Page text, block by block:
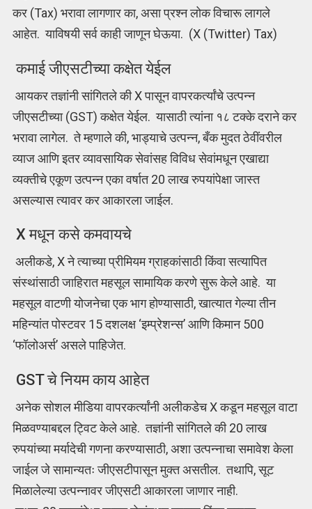
कर (Tax) भरावा लागणार का, असा प्रश्न लोक विचारू लागले
आहेत. याविषयी सर्व काही जाणून घेऊया. (X (Twitter) Tax)
कमाई जीएसटीच्या कक्षेत येईल
आयकर तज्ञांनी सांगितले की X पासून वापरकर्त्यांचे उत्पन्न
जीएसटीच्या (GST) कक्षेत येईल. यासाठी त्यांना १८ टक्के दराने कर
भरावा लागेल. ते म्हणाले की, भाड्याचे उत्पन्न, बँक मुदत ठेवींवरील
व्याज आणि इतर व्यावसायिक सेवांसह विविध सेवांमधून एखाद्या
व्यक्तीचे एकूण उत्पन्न एका वर्षात 20 लाख रुपयांपेक्षा जास्त
असल्यास त्यावर कर आकारला जाईल.
X मधून कसे कमवायचे
अलीकडे, X ने त्याच्या प्रीमियम ग्राहकांसाठी किंवा सत्यापित
संस्थांसाठी जाहिरात महसूल सामायिक करणे सुरू केले आहे. या
महसूल वाटणी योजनेचा एक भाग होण्यासाठी, खात्यात गेल्या तीन
महिन्यांत पोस्टवर 15 दशलक्ष ‘इम्प्रेशन्स’ आणि किमान 500
‘फॉलोअर्स’ असले पाहिजेत.
GST चे नियम काय आहेत
अनेक सोशल मीडिया वापरकर्त्यांनी अलीकडेच X कडून महसूल वाटा
मिळवण्याबद्दल ट्विट केले आहे. तज्ञांनी सांगितले की 20 लाख
रुपयांच्या मर्यादेची गणना करण्यासाठी, अशा उत्पन्नाचा समावेश केला
जाईल जे सामान्यतः जीएसटीपासून मुक्त असतील. तथापि, सूट
मिळालेल्या उत्पन्नावर जीएसटी आकारला जाणार नाही.